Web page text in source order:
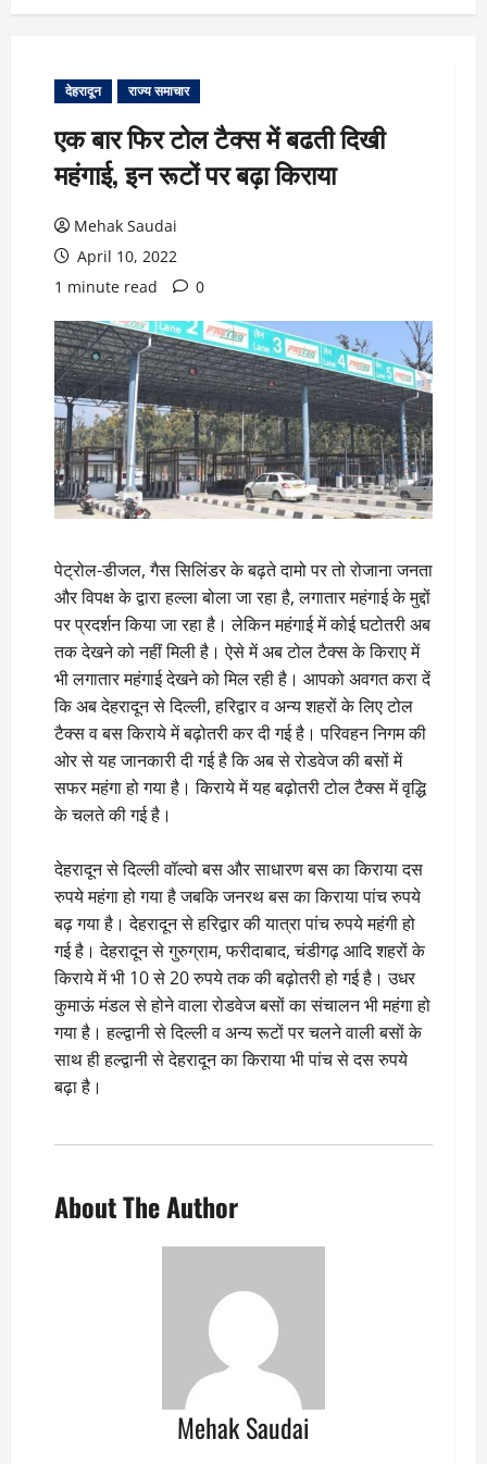
देहरादून राज्य समाचार
एक बार फिर टोल टैक्स में बढती दिखी
महंगाई, इन रूटों पर बढ़ा किराया
Mehak Saudai
April 10, 2022
1 minute read
0
पेट्रोल-डीजल, गैस सिलिंडर के बढ़ते दामो पर तो रोजाना जनता
और विपक्ष के द्वारा हल्ला बोला जा रहा है, लगातार महंगाई के मुद्दों
पर प्रदर्शन किया जा रहा है। लेकिन महंगाई में कोई घटोतरी अब
तक देखने को नहीं मिली है। ऐसे में अब टोल टैक्स के किराए में
भी लगातार महंगाई देखने को मिल रही है। आपको अवगत करा दें
कि अब देहरादून से दिल्ली, हरिद्वार व अन्य शहरों के लिए टोल
टैक्स व बस किराये में बढ़ोतरी कर दी गई है। परिवहन निगम की
ओर से यह जानकारी दी गई है कि अब से रोडवेज की बसों में
सफर महंगा हो गया है। किराये में यह बढ़ोतरी टोल टैक्स में वृद्धि
के चलते की गई है।
देहरादून से दिल्ली वॉल्वो बस और साधारण बस का किराया दस
रुपये महंगा हो गया है जबकि जनरथ बस का किराया पांच रुपये
बढ़ गया है। देहरादून से हरिद्वार की यात्रा पांच रुपये महंगी हो
गई है। देहरादून से गुरुग्राम, फरीदाबाद, चंडीगढ़ आदि शहरों के
किराये में भी 10 से 20 रुपये तक की बढ़ोतरी हो गई है। उधर
कुमाऊं मंडल से होने वाला रोडवेज बसों का संचालन भी महंगा हो
गया है। हल्द्वानी से दिल्ली व अन्य रूटों पर चलने वाली बसों के
साथ ही हल्द्वानी से देहरादून का किराया भी पांच से दस रुपये
बढ़ा है।
About The Author
Mehak Saudai